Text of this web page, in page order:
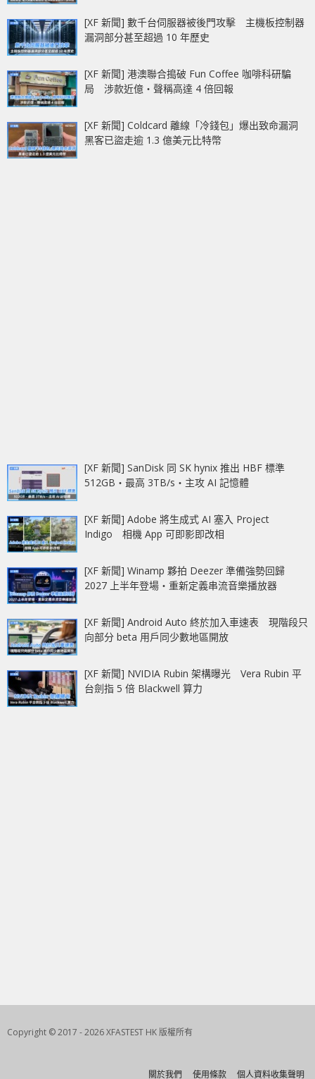
[XF 新聞] 數千台伺服器被後門攻擊 主機板控制器
漏洞部分甚至超過 10 年歷史
[XF 新聞] 港澳聯合搗破 Fun Coffee 咖啡科研騙
局 涉款近億‧聲稱高達 4 倍回報
[XF 新聞] Coldcard 離線「冷錢包」爆出致命漏洞
黑客已盜走逾 1.3 億美元比特幣
[XF 新聞] SanDisk 同 SK hynix 推出 HBF 標準
512GB‧最高 3TB/s‧主攻 AI 記憶體
[XF 新聞] Adobe 將生成式 AI 塞入 Project
Indigo 相機 App 可即影即改相
[XF 新聞] Winamp 夥拍 Deezer 準備強勢回歸
2027 上半年登場‧重新定義串流音樂播放器
[XF 新聞] Android Auto 終於加入車速表 現階段只
向部分 beta 用戶同少數地區開放
[XF 新聞] NVIDIA Rubin 架構曝光 Vera Rubin 平
台劍指 5 倍 Blackwell 算力
Copyright © 2017 - 2026 XFASTEST HK 版權所有
關於我們 使用條款 個人資料收集聲明